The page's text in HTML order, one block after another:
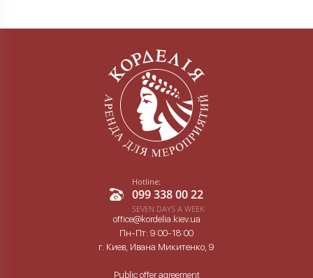
Hotline:
099 338 00 22
SEVEN DAYS A WEEK
office@kordelia.kiev.ua
Пн-Пт: 9:00-18:00
г. Киев, Ивана Микитенко, 9
Public offer agreement